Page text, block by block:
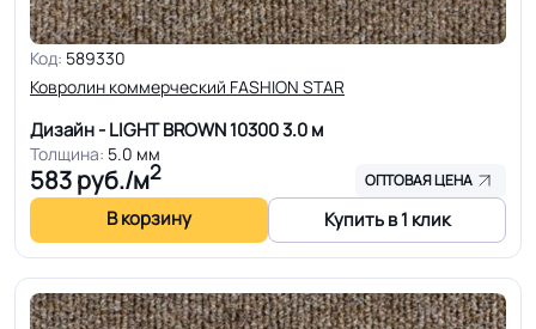
Код: 589330
Ковролин коммерческий FASHION STAR
Дизайн - LIGHT BROWN 103003.0 м
Толщина: 5.0 мм
583руб./м2 ОПТОВАЯ ЦЕНА
В корзину Купить в 1 клик